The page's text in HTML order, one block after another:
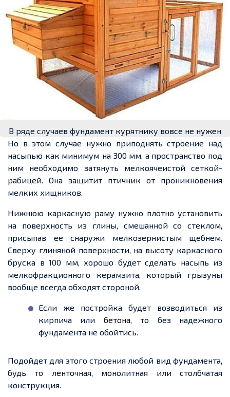
В ряде случаев фундамент курятнику вовсе не нужен
Но в этом случае нужно приподнять строение над
насыпью как минимум на 300 мм, а пространство под
ним необходимо затянуть мелкоячеистой сеткой-
рабицей. Она защитит птичник от проникновения
мелких хищников.
Нижнюю каркасную раму нужно плотно установить
на поверхность из глины, смешанной со стеклом,
присыпав ее снаружи мелкозернистым щебнем.
Сверху глиняной поверхности, на высоту каркасного
бруска в 100 мм, хорошо будет сделать насыпь из
мелкофракционного керамзита, который грызуны
вообще всегда обходят стороной.
Если же постройка будет возводиться из
кирпича или бетона, то без надежного
фундамента не обойтись.
Подойдет для этого строения любой вид фундамента,
будь то ленточная, монолитная или столбчатая
конструкция.